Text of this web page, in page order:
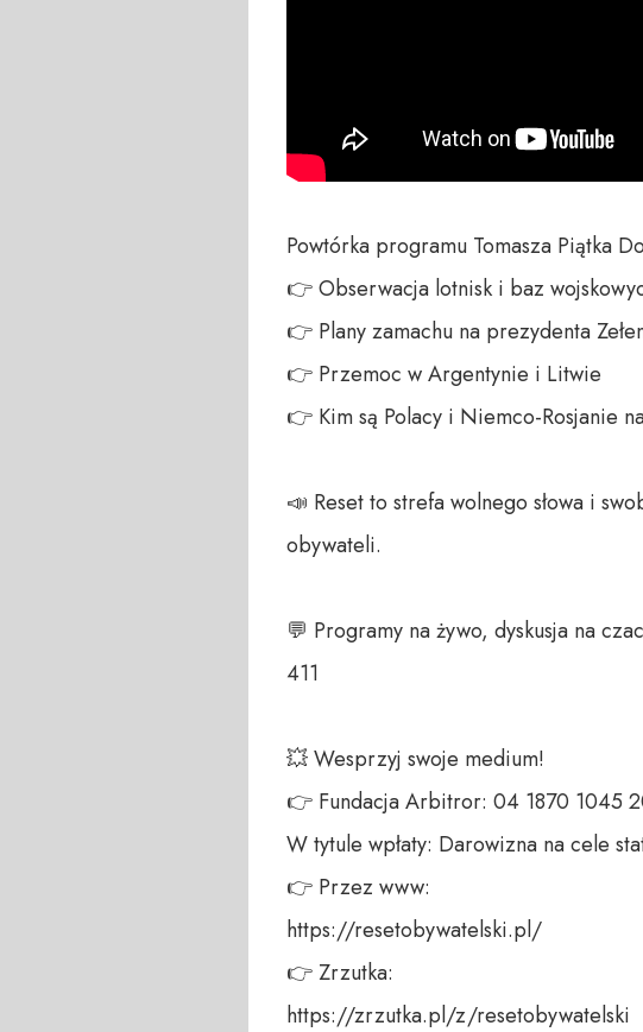
Powtórka programu Tomasza Piątka
👉 Obserwacja lotnisk i baz
👉 Plany zamachu na prezydenta
👉 Przemoc w Argentynie i Litwie
👉 Kim są Polacy i Niemco-Rosjanie
📣 Reset to strefa wolnego słowa i
obywateli.
💬 Programy na żywo, dyskusja na
411
💥 Wesprzyj swoje medium!
👉 Fundacja Arbitror: 04 1870 1045
W tytule wpłaty: Darowizna na cele
👉 Przez www:
https://resetobywatelski.pl/
👉 Zrzutka:
https://zrzutka.pl/z/resetobywatelski